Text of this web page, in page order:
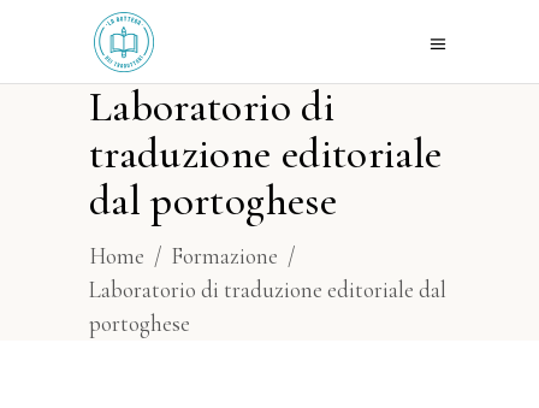
Laboratorio di
traduzione editoriale
dal portoghese
Home / Formazione /
Laboratorio di traduzione editoriale dal
portoghese